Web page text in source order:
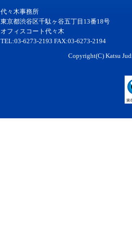
代々木事務所
東京都渋谷区千駄ヶ谷五丁目13番18号
オフィスコート代々木
TEL:03-6273-2193 FAX:03-6273-2194
Copyright(C) Katsu